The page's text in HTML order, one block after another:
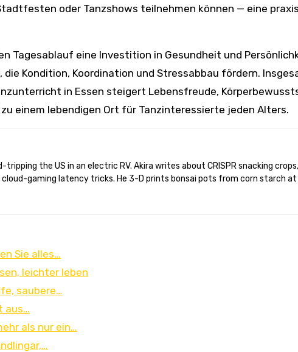
oder Tanzshows teilnehmen können — eine
Tagesablauf eine Investition in Gesundheit und
die Kondition, Koordination und Stressabbau fördern.
in Essen steigert Lebensfreude,
einem lebendigen Ort für Tanzinteressierte jeden Alters.
cloud-gaming latency tricks. He 3-D prints bonsai pots from corn starch
Sie alles…
leichter leben
saubere…
aus…
als nur ein…